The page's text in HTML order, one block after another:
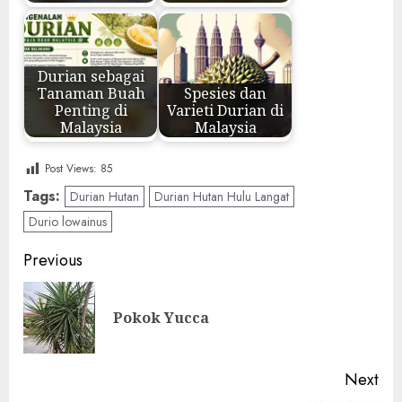
Durian sebagai
Tanaman Buah
Penting di
Malaysia
Spesies dan
Varieti Durian di
Malaysia
Post Views: 85
Tags: Durian Hutan
Durian Hutan Hulu Langat
Durio lowainus
Post
navigation
Previous
Pokok Yucca
Next